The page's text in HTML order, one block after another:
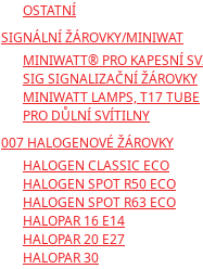
OSTATNÍ
SIGNÁLNÍ ŽÁROVKY/MINIWAT
MINIWATT® PRO KAPESNÍ
SIG SIGNALIZAČNÍ ŽÁROVKY
MINIWATT LAMPS, T17 TUBE
PRO DŮLNÍ SVÍTILNY
007 HALOGENOVÉ ŽÁROVKY
HALOGEN CLASSIC ECO
HALOGEN SPOT R50 ECO
HALOGEN SPOT R63 ECO
HALOPAR 16 E14
HALOPAR 20 E27
HALOPAR 30